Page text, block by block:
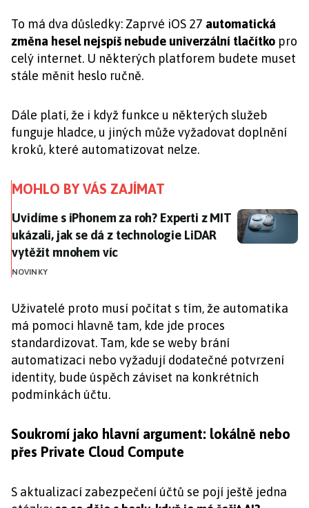
To má dva důsledky: Zaprvé iOS 27 automatická
změna hesel nejspíš nebude univerzální tlačítko pro
celý internet. U některých platforem budete muset
stále měnit heslo ručně.
Dále platí, že i když funkce u některých služeb
funguje hladce, u jiných může vyžadovat doplnění
kroků, které automatizovat nelze.
MOHLO BY VÁS ZAJÍMAT
Uvidíme s iPhonem za roh? Experti z MIT ukázali,
Uvidíme s iPhonem za roh? Experti z MIT
ukázali, jak se dá z technologie LiDAR
vytěžit mnohem víc
NOVINKY
Uživatelé proto musí počítat s tím, že automatika
má pomoci hlavně tam, kde jde proces
standardizovat. Tam, kde se weby brání
automatizaci nebo vyžadují dodatečné potvrzení
identity, bude úspěch záviset na konkrétních
podmínkách účtu.
Soukromí jako hlavní argument: lokálně nebo
přes Private Cloud Compute
S aktualizací zabezpečení účtů se pojí ještě jedna